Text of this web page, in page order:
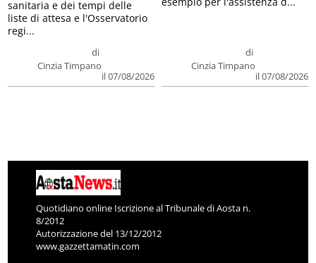
di
Cinzia Timpano
il 07/08/2026
sanitaria e dei tempi delle
liste di attesa e l'Osservatorio
regi...
di
Cinzia Timpano
il 07/08/2026
Quotidiano online Iscrizione al Tribunale di Aosta n.
8/2012
Autorizzazione del 13/12/2012
www.gazzettamatin.com